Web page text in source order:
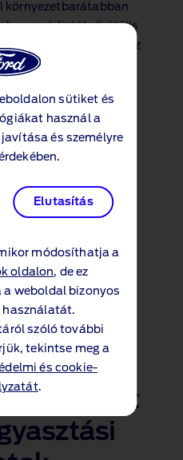
sütiket és
használ a
és személyre
Elutasítás
módosíthatja a
oldalon, de ez
weboldal bizonyos
szóló további
tekintse meg a
és cookie-
.
környezetbarátabban
vagy árlisták digitális
kérjük, kattintson az
2.1MB)
Árlista